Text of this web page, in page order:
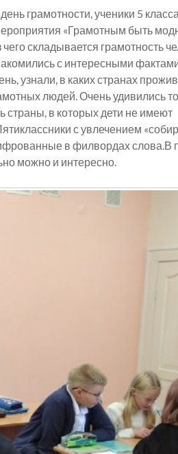
грамотности, ученики 5
«Грамотным быть
складывается грамотность
с интересными
узнали, в каких странах
людей. Очень удивились
страны, в которых дети не имеют
с увлечением
в филвордах слова.В
можно и интересно.